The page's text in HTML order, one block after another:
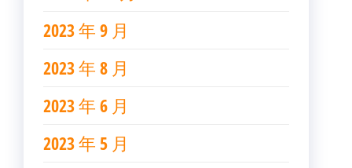
2023 年 9 月
2023 年 8 月
2023 年 6 月
2023 年 5 月